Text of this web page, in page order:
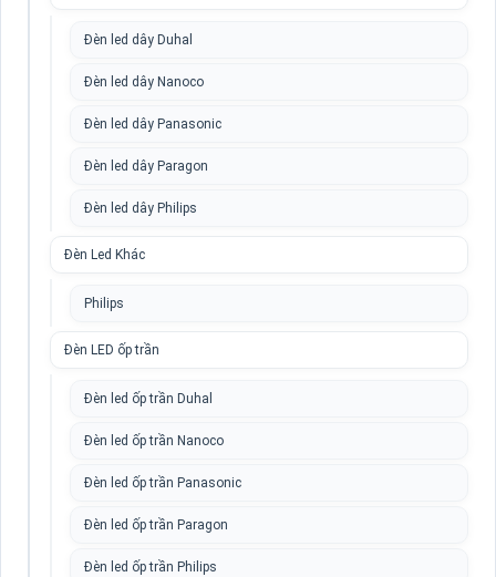
Đèn led dây Duhal
Đèn led dây Nanoco
Đèn led dây Panasonic
Đèn led dây Paragon
Đèn led dây Philips
Đèn Led Khác
Philips
Đèn LED ốp trần
Đèn led ốp trần Duhal
Đèn led ốp trần Nanoco
Đèn led ốp trần Panasonic
Đèn led ốp trần Paragon
Đèn led ốp trần Philips